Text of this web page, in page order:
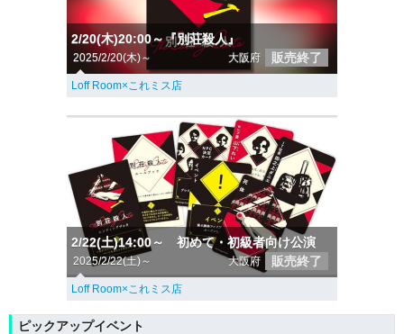
2/20(木)20:00～『別荘殺人』
2025/2/20(木)～ 大阪府 販売終了
Loff Room×これミス店
2/22(土)14:00～ 初めて・初級者向け公演
2025/2/22(土)～ 大阪府 販売終了
Loff Room×これミス店
ピックアップイベント